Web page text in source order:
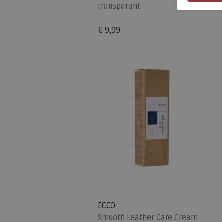
transparant
€ 9,99
ECCO
Smooth Leather Care Cream